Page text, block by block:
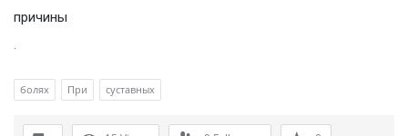
причины
.
болях При суставных